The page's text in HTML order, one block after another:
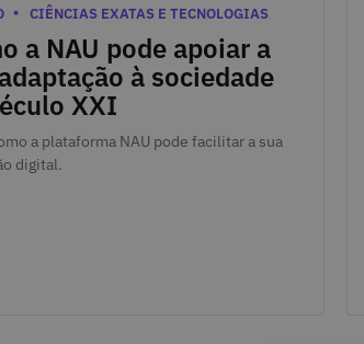
a NAU pode apoiar a
à sociedade
XXI
de 2024
CIÊNCIAS EXATAS E TECNOLOGIAS
a plataforma NAU pode facilitar a sua
digital.